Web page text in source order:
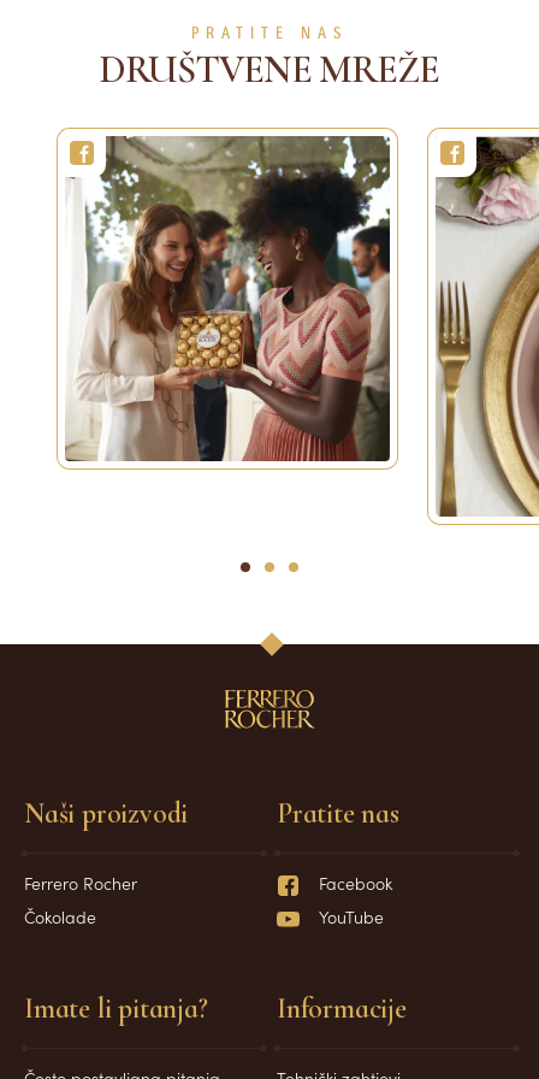
PRATITE NAS
DRUŠTVENE MREŽE
1 2 3
Naši proizvodi
Ferrero Rocher
Čokolade
Imate li pitanja? Informacije
Pratite nas
Facebook
YouTube